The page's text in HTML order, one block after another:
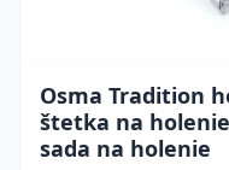
Osma Tradition
štetka na
sada na holenie